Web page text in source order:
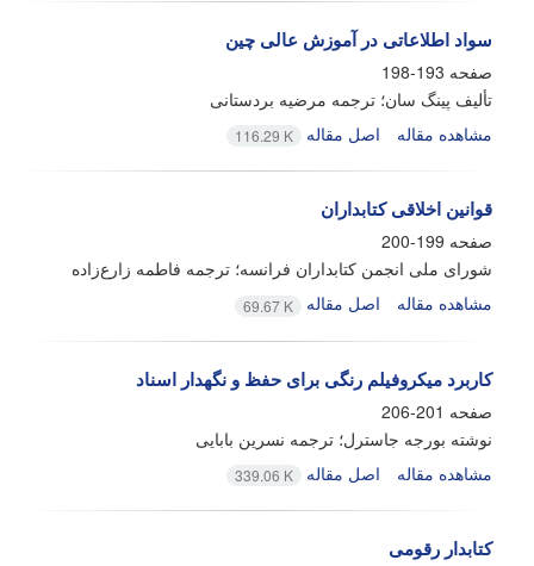
سواد اطلاعاتی در آموزش عالی چین
صفحه 193-198
تألیف پینگ سان؛ ترجمه مرضیه بردستانی
مشاهده مقاله
اصل مقاله 116.29 K
قوانین اخلاقی کتابداران
صفحه 199-200
شورای ملی انجمن کتابداران فرانسه؛ ترجمه فاطمه زارع‌زاده
مشاهده مقاله
اصل مقاله 69.67 K
کاربرد میکروفیلم رنگی برای حفظ و نگهدار اسناد
صفحه 201-206
نوشته بورجه جاسترل؛ ترجمه نسرین بابایی
مشاهده مقاله
اصل مقاله 339.06 K
کتابدار رقومی